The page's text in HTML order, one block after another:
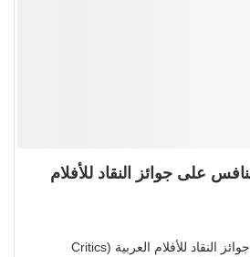
على جوائز النقاد للأفلام
تشهد الدورة التاسعة من جوائز النقاد للأفلام العربية (Critics